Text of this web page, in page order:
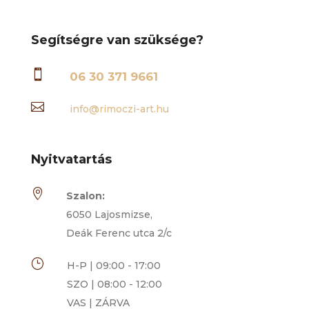
Segítségre van szüksége?
 06 30 371 9661
 info@rimoczi-art.hu
Nyitvatartás

Szalon:
6050 Lajosmizse,
Deák Ferenc utca 2/c
}
H-P | 09:00 - 17:00
SZO | 08:00 - 12:00
VAS | ZÁRVA